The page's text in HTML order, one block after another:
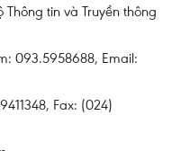
Thông tin và Truyền thông
093.5958688, Email:
Fax: (024)